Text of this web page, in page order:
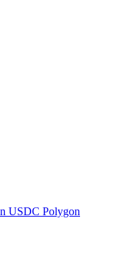
USDC Polygon